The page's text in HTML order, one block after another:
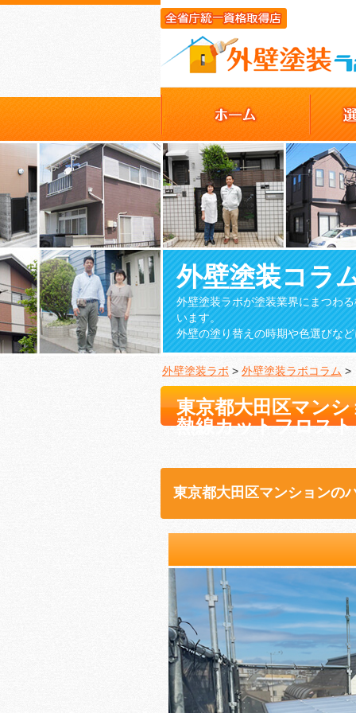
外壁塗装コラ
外壁塗装ラボが塗装業界にまつわ
います。
外壁の塗り替えの時期や色選びな
外壁塗装ラボ > 外壁塗装ラボコラム >
東京都大田区マン
熱線カットフロスト
東京都大田区マンションの